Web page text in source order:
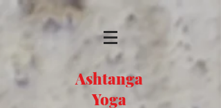
Ashtanga
Yoga